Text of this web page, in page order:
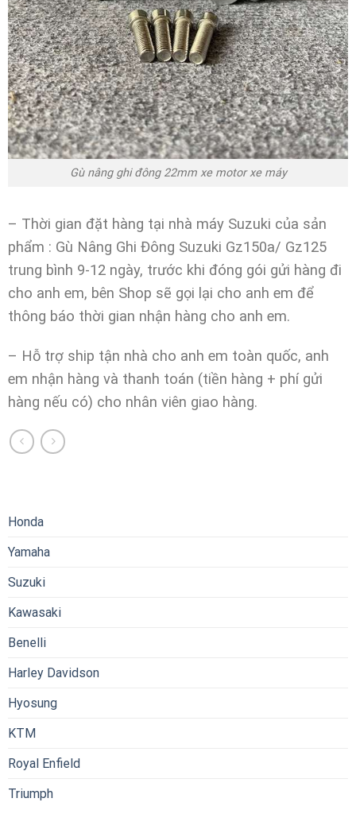
Gù nâng ghi đông 22mm xe motor xe máy
– Thời gian đặt hàng tại nhà máy Suzuki của sản
phẩm : Gù Nâng Ghi Đông Suzuki Gz150a/ Gz125
trung bình 9-12 ngày, trước khi đóng gói gửi hàng đi
cho anh em, bên Shop sẽ gọi lại cho anh em để
thông báo thời gian nhận hàng cho anh em.
– Hỗ trợ ship tận nhà cho anh em toàn quốc, anh
em nhận hàng và thanh toán (tiền hàng + phí gửi
hàng nếu có) cho nhân viên giao hàng.
Honda
Yamaha
Suzuki
Kawasaki
Benelli
Harley Davidson
Hyosung
KTM
Royal Enfield
Triumph